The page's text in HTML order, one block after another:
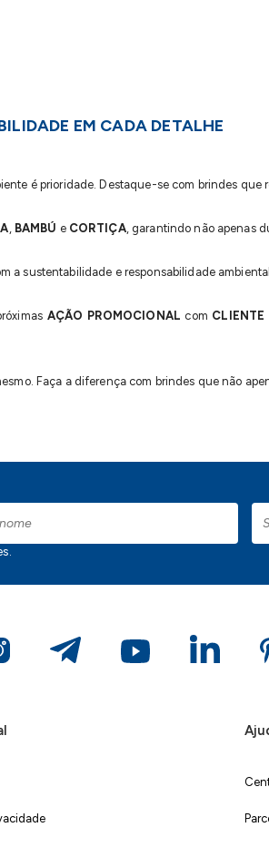
EM CADA DETALHE
é prioridade. Destaque-se com brindes que
BAMBÚ e CORTIÇA, garantindo não apenas
a sustentabilidade e responsabilidade ambiental.
AÇÃO PROMOCIONAL com CLIENTE
Faça a diferença com brindes que não